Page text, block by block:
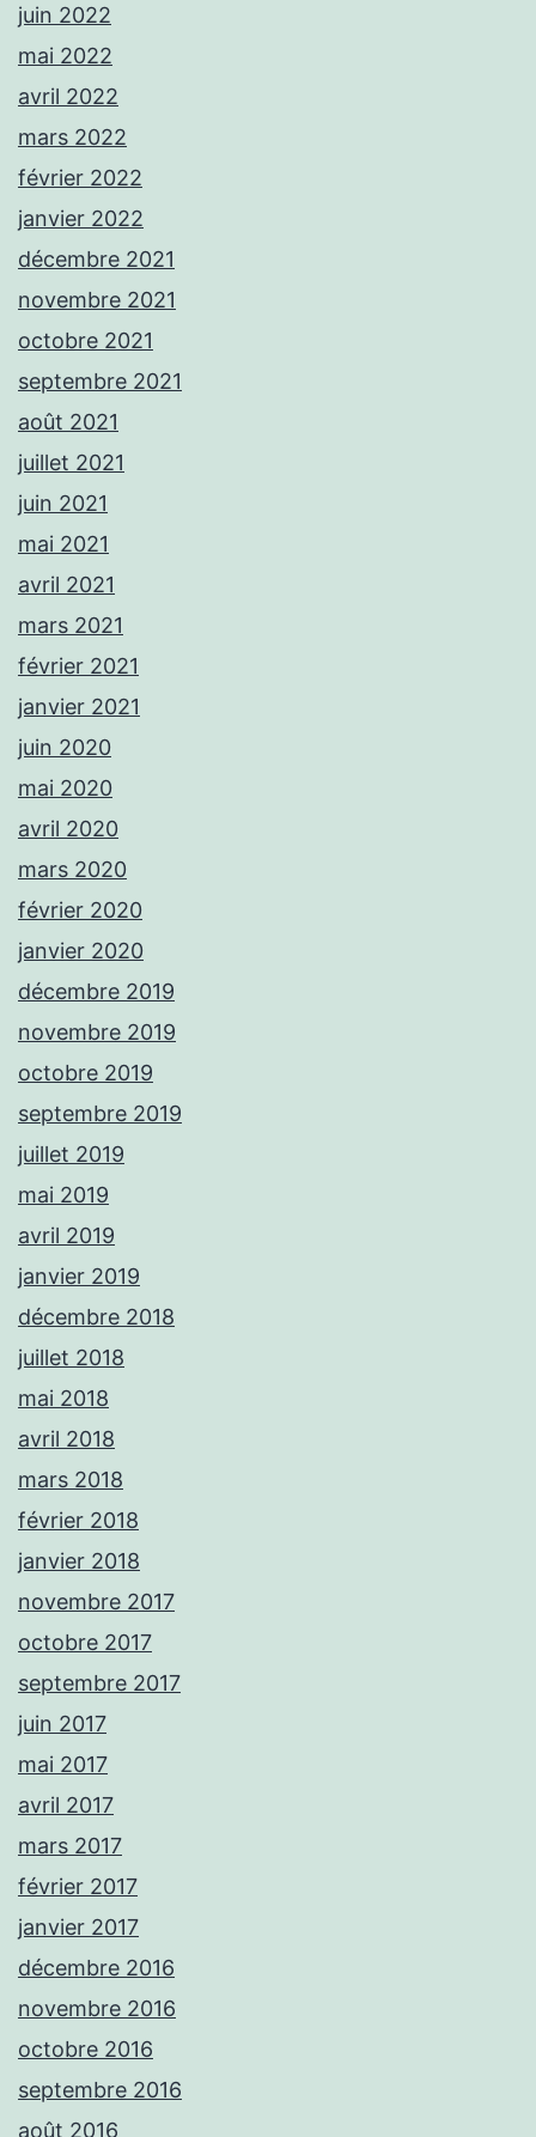
juin 2022
mai 2022
avril 2022
mars 2022
février 2022
janvier 2022
décembre 2021
novembre 2021
octobre 2021
septembre 2021
août 2021
juillet 2021
juin 2021
mai 2021
avril 2021
mars 2021
février 2021
janvier 2021
juin 2020
mai 2020
avril 2020
mars 2020
février 2020
janvier 2020
décembre 2019
novembre 2019
octobre 2019
septembre 2019
juillet 2019
mai 2019
avril 2019
janvier 2019
décembre 2018
juillet 2018
mai 2018
avril 2018
mars 2018
février 2018
janvier 2018
novembre 2017
octobre 2017
septembre 2017
juin 2017
mai 2017
avril 2017
mars 2017
février 2017
janvier 2017
décembre 2016
novembre 2016
octobre 2016
septembre 2016
août 2016